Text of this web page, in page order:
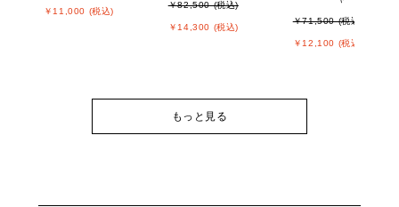
￥11,000 (税込)
￥82,500 (税込)
￥14,300 (税込)
￥71,500 (税込)
￥12,100 (税込)
もっと見る